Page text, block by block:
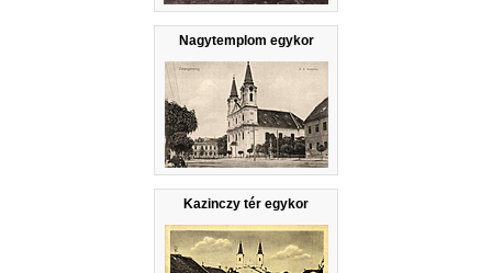
Nagytemplom egykor
Kazinczy tér egykor